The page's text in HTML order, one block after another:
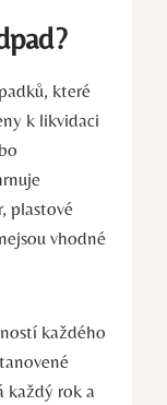
které
k likvidaci
plastové
vhodné
každého
každý rok a